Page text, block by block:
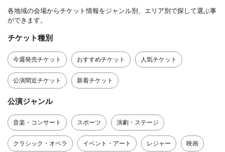
各地域の会場からチケット情報をジャンル別、エリア別で探して選ぶ事
ができます。
チケット種別
今週発売チケット おすすめチケット 人気チケット
公演間近チケット 新着チケット
公演ジャンル
音楽・コンサート スポーツ 演劇・ステージ
クラシック・オペラ イベント・アート レジャー 映画